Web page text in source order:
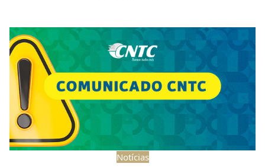
Notícias